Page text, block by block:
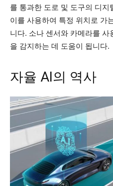
를 통과한 도로 및 도구의 디
이를 사용하여 특정 위치로 가
니다. 소나 센서와 카메라를
을 감지하는 데 도움이 됩니다.
자율 AI의 역사